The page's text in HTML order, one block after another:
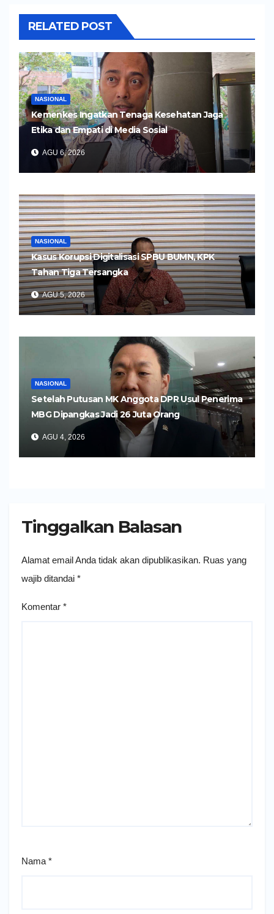
RELATED POST
NASIONAL
Kemenkes Ingatkan Tenaga Kesehatan Jaga
Etika dan Empati di Media Sosial
AGU 6, 2026
NASIONAL
Kasus Korupsi Digitalisasi SPBU BUMN, KPK
Tahan Tiga Tersangka
AGU 5, 2026
NASIONAL
Setelah Putusan MK Anggota DPR Usul Penerima
MBG Dipangkas Jadi 26 Juta Orang
AGU 4, 2026
Tinggalkan Balasan
Alamat email Anda tidak akan dipublikasikan. Ruas yang
wajib ditandai *
Komentar *
Nama *